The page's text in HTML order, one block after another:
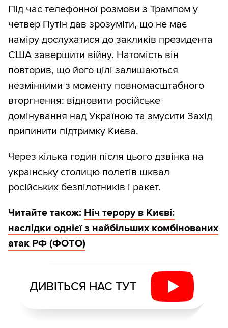
Під час телефонної розмови з Трампом у
четвер Путін дав зрозуміти, що не має
наміру дослухатися до закликів президента
США завершити війну. Натомість він
повторив, що його цілі залишаються
незмінними з моменту повномасштабного
вторгнення: відновити російське
домінування над Україною та змусити Захід
припинити підтримку Києва.
Через кілька годин після цього дзвінка на
українську столицю полетів шквал
російських безпілотників і ракет.
Читайте також: Ніч терору в Києві:
наслідки однієї з найбільших комбінованих
атак РФ (ФОТО)
ДИВІТЬСЯ НАС ТУТ